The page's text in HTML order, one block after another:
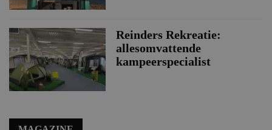
Reinders Rekreatie:
allesomvattende
kampeerspecialist